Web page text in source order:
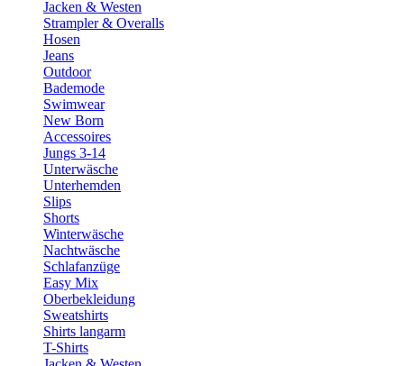
Jacken & Westen
Strampler & Overalls
Hosen
Jeans
Outdoor
Bademode
Swimwear
New Born
Accessoires
Jungs 3-14
Unterwäsche
Unterhemden
Slips
Shorts
Winterwäsche
Nachtwäsche
Schlafanzüge
Easy Mix
Oberbekleidung
Sweatshirts
Shirts langarm
T-Shirts